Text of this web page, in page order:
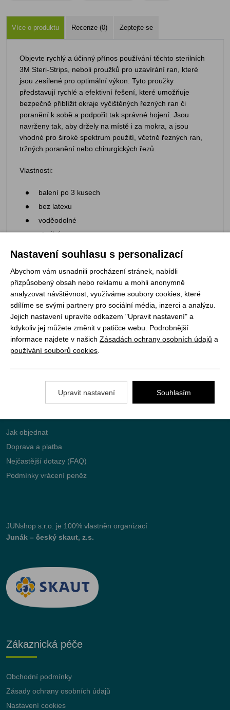
Více o produktu Recenze (0) Zeptejte se
Objevte rychlý a účinný přínos používání těchto sterilních
3M Steri-Strips, neboli proužků pro uzavírání ran, které
jsou zesílené pro optimální výkon. Tyto proužky
představují rychlé a efektivní řešení, které umožňuje
bezpečně přiblížit okraje vyčištěných řezných ran či
poranění k sobě a podpořit tak správné hojení. Jsou
navrženy tak, aby držely na místě i za mokra, a jsou
vhodné pro široké spektrum použití, včetně řezných ran,
tržných poranění nebo chirurgických řezů.
Vlastnosti:
balení po 3 kusech
bez latexu
voděodolné
sterilní
Hmotnost: 5 g
Registrujte se k odběru newsletteru a už Vám
nic neunikne
Vše o nákupu
Jak objednat
Doprava a platba
Nejčastější dotazy (FAQ)
Podmínky vrácení peněz
JUNshop s.r.o.
je 100% vlastněn organizací
Junák – český skaut, z.s.
Zákaznická péče
Obchodní podmínky
Zásady ochrany osobních údajů
Nastavení cookies
Nastavení souhlasu s personalizací
Abychom vám usnadnili procházení stránek, nabídli
přizpůsobený obsah nebo reklamu a mohli anonymně
analyzovat návštěvnost, využíváme soubory cookies, které
sdílíme se svými partnery pro sociální média, inzerci a analýzu.
Jejich nastavení upravíte odkazem "Upravit nastavení" a
kdykoliv jej můžete změnit v patičce webu. Podrobnější
informace najdete v našich Zásadách ochrany osobních údajů a
používání souborů cookies
Upravit nastavení Souhlasím